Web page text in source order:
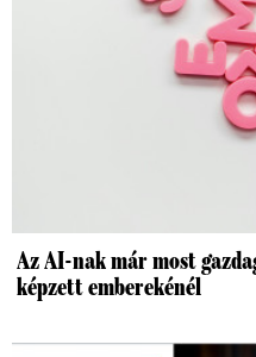
Az AI-nak már most
képzett emberekénél